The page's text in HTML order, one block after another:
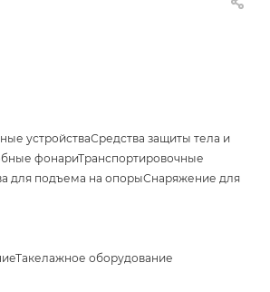
устройстваСредства защиты тела и
фонариТранспортировочные
для подъема на опорыСнаряжение для
Такелажное оборудование